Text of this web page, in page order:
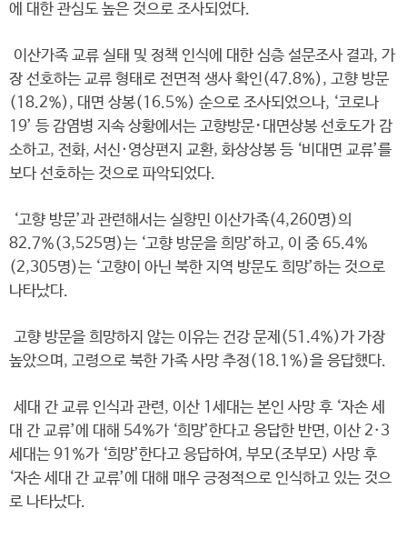
에 대한 관심도 높은 것으로 조사되었다.
이산가족 교류 실태 및 정책 인식에 대한 심층 설문조사 결과, 가
장 선호하는 교류 형태로 전면적 생사 확인(47.8%), 고향 방문
(18.2%), 대면 상봉(16.5%) 순으로 조사되었으나, ‘코로나
19’ 등 감염병 지속 상황에서는 고향방문･대면상봉 선호도가 감
소하고, 전화, 서신·영상편지 교환, 화상상봉 등 ‘비대면 교류’를
보다 선호하는 것으로 파악되었다.
‘고향 방문’과 관련해서는 실향민 이산가족(4,260명)의
82.7%(3,525명)는 ‘고향 방문을 희망’하고, 이 중 65.4%
(2,305명)는 ‘고향이 아닌 북한 지역 방문도 희망’하는 것으로
나타났다.
고향 방문을 희망하지 않는 이유는 건강 문제(51.4%)가 가장
높았으며, 고령으로 북한 가족 사망 추정(18.1%)을 응답했다.
세대 간 교류 인식과 관련, 이산 1세대는 본인 사망 후 ‘자손 세
대 간 교류’에 대해 54%가 ‘희망’한다고 응답한 반면, 이산 2·3
세대는 91%가 ‘희망’한다고 응답하여, 부모(조부모) 사망 후
‘자손 세대 간 교류’에 대해 매우 긍정적으로 인식하고 있는 것으
로 나타났다.